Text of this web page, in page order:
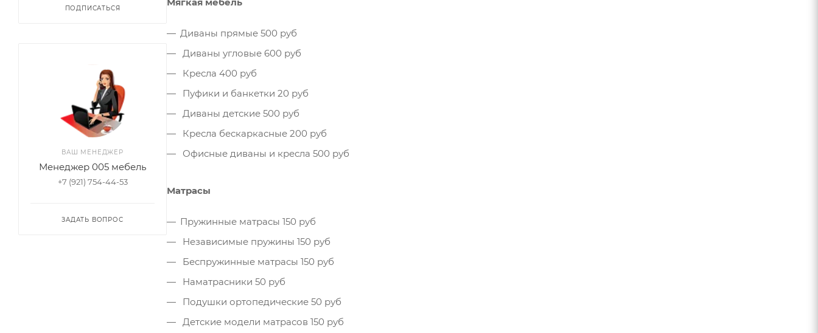
Диваны прямые 500 руб
Диваны угловые 600 руб
Кресла 400 руб
Пуфики и банкетки 20 руб
Диваны детские 500 руб
Кресла бескаркасные 200 руб
Офисные диваны и кресла 500 руб
Матрасы
Пружинные матрасы 150 руб
Независимые пружины 150 руб
Беспружинные матрасы 150 руб
Наматрасники 50 руб
Подушки ортопедические 50 руб
Детские модели матрасов 150 руб
ПОДПИСАТЬСЯ
ВАШ МЕНЕДЖЕР
Менеджер 005 мебель
+7 (921) 754-44-53
ЗАДАТЬ ВОПРОС